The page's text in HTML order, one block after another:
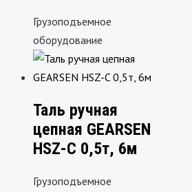
Грузоподъемное
оборудование
Таль ручная
цепная GEARSEN
HSZ-C 0,5т, 6м
Грузоподъемное